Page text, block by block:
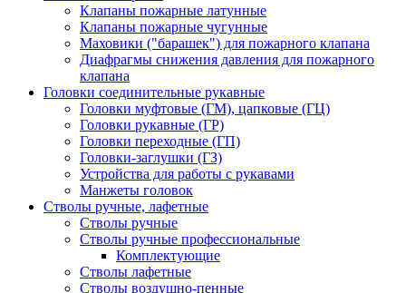
Клапаны пожарные латунные
Клапаны пожарные чугунные
Маховики ("барашек") для пожарного клапана
Диафрагмы снижения давления для пожарного
клапана
Головки соединительные рукавные
Головки муфтовые (ГМ), цапковые (ГЦ)
Головки рукавные (ГР)
Головки переходные (ГП)
Головки-заглушки (ГЗ)
Устройства для работы с рукавами
Манжеты головок
Стволы ручные, лафетные
Стволы ручные
Стволы ручные профессиональные
Комплектующие
Стволы лафетные
Стволы воздушно-пенные